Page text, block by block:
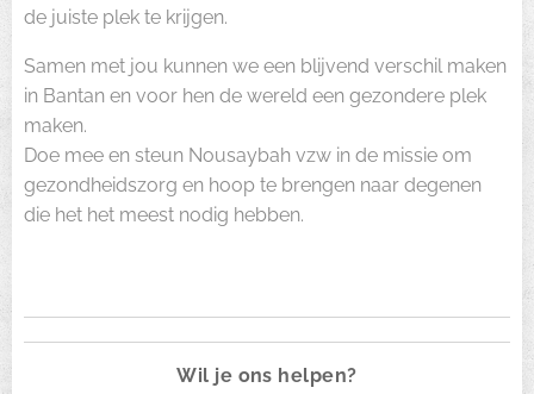
de juiste plek te krijgen.
Samen met jou kunnen we een blijvend verschil maken
in Bantan en voor hen de wereld een gezondere plek
maken.
Doe mee en steun Nousaybah vzw in de missie om
gezondheidszorg en hoop te brengen naar degenen
die het het meest nodig hebben.
Wil je ons helpen?